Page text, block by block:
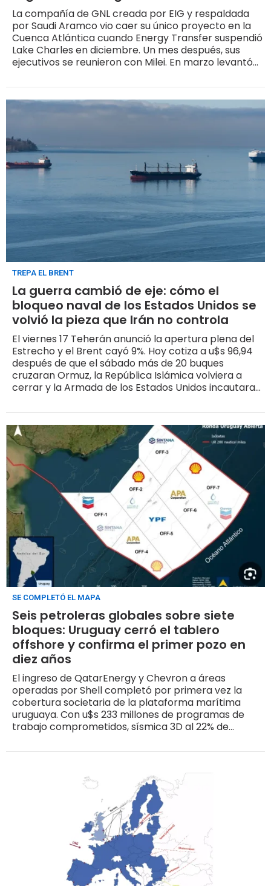
La compañía de GNL creada por EIG y respaldada
por Saudi Aramco vio caer su único proyecto en la
Cuenca Atlántica cuando Energy Transfer suspendió
Lake Charles en diciembre. Un mes después, sus
ejecutivos se reunieron con Milei. En marzo levantó
Kosan como ancla. El Estrecho de Ormuz, cerrado
desde fines de febrero, eleva la prima de cada
molécula de GNL que no transite por el Golfo Pérsico
TREPA EL BRENT
La guerra cambió de eje: cómo el
bloqueo naval de los Estados Unidos se
volvió la pieza que Irán no controla
El viernes 17 Teherán anunció la apertura plena del
Estrecho y el Brent cayó 9%. Hoy cotiza a u$s 96,94
después de que el sábado más de 20 buques
cruzaran Ormuz, la República Islámica volviera a
cerrar y la Armada de los Estados Unidos incautara
nueva del trimestre es el bloqueo naval que rige
desde el 13 de abril
SE COMPLETÓ EL MAPA
Seis petroleras globales sobre siete
bloques: Uruguay cerró el tablero
offshore y confirma el primer pozo en
diez años
El ingreso de QatarEnergy y Chevron a áreas
operadas por Shell completó por primera vez la
cobertura societaria de la plataforma marítima
uruguaya. Con u$s 233 millones de programas de
trabajo comprometidos, sísmica 3D al 22% de
para 2026, la exploración está confirmada